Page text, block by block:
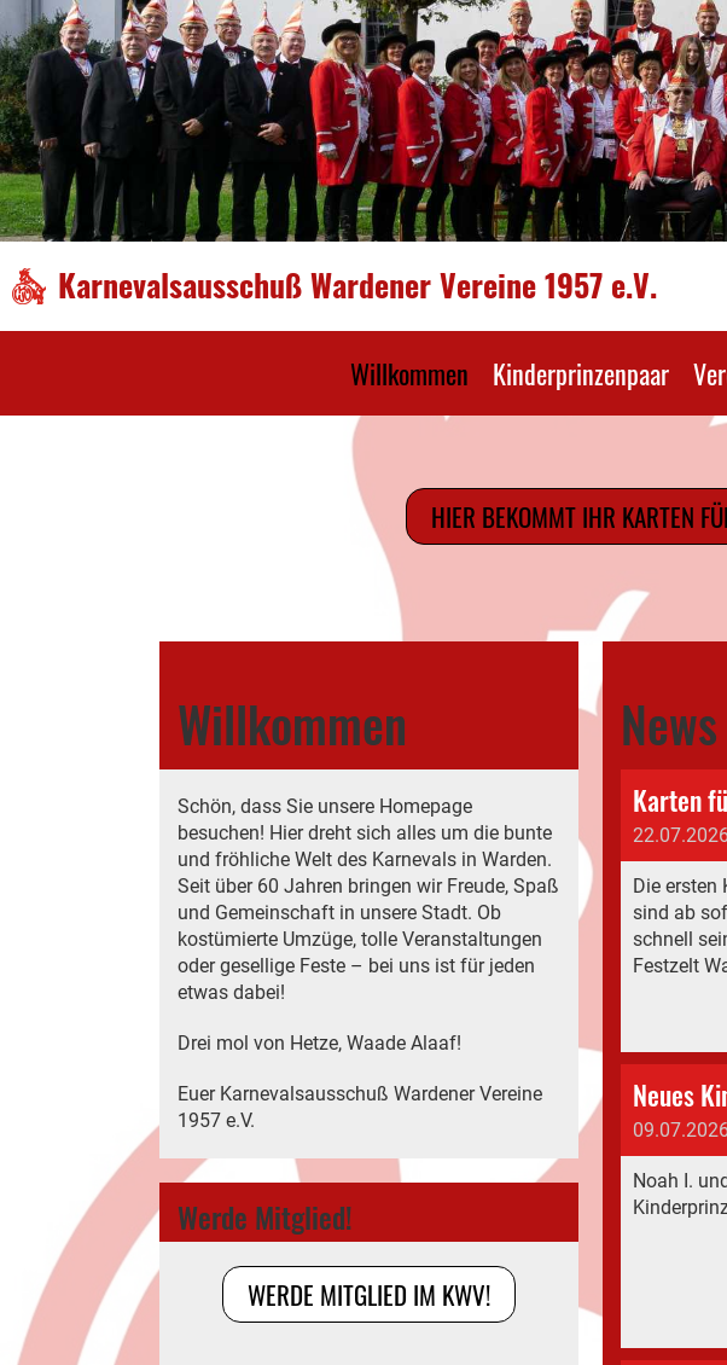
Karnevalsausschuß Wardener Vereine 1957 e.V.
Willkommen Kinderprinzenpaar
HIER BEKOMMT IHR KARTEN
Willkommen
Schön, dass Sie unsere Homepage
besuchen! Hier dreht sich alles um die bunte
und fröhliche Welt des Karnevals in Warden.
Seit über 60 Jahren bringen wir Freude, Spaß
und Gemeinschaft in unsere Stadt. Ob
kostümierte Umzüge, tolle Veranstaltungen
oder gesellige Feste – bei uns ist für jeden
etwas dabei!
Drei mol von Hetze, Waade Alaaf!
Euer Karnevalsausschuß Wardener Vereine
1957 e.V.
Werde Mitglied!
WERDE MITGLIED IM KWV!
News
Karten
Die ersten
sind ab
schnell
Festzelt
Neues
Noah I.